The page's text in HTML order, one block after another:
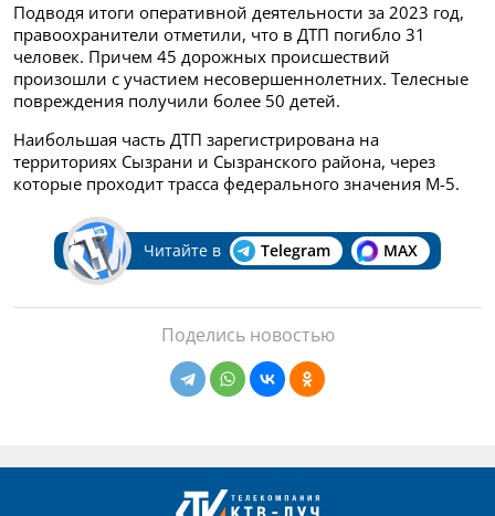
Подводя итоги оперативной деятельности за 2023 год,
правоохранители отметили, что в ДТП погибло 31
человек. Причем 45 дорожных происшествий
произошли с участием несовершеннолетних. Телесные
повреждения получили более 50 детей.
Наибольшая часть ДТП зарегистрирована на
территориях Сызрани и Сызранского района, через
которые проходит трасса федерального значения М-5.
Читайте в Telegram MAX
Поделись новостью